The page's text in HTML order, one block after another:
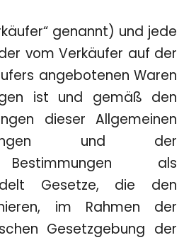
genannt) und jede
vom Verkäufer auf der
angebotenen Waren
ist und gemäß den
dieser Allgemeinen
und der
Bestimmungen als
Gesetze, die den
im Rahmen der
Gesetzgebung der